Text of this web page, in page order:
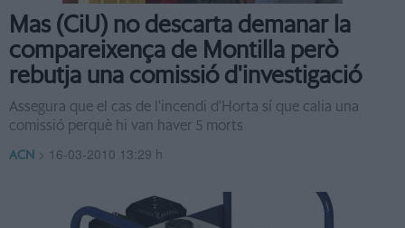
Mas (CiU) no descarta demanar la
compareixença de Montilla però
rebutja una comissió d'investigació
Assegura que el cas de l'incendi d'Horta sí que calia una
comissió perquè hi van haver 5 morts
ACN > 16-03-2010 13:29 h